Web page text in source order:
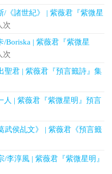
《諸世紀》 | 紫薇君『紫微星
次
Boriska | 紫薇君『紫微星
次
聖君 | 紫薇君『預言籤詩』集
人 | 紫薇君『紫微星明』預言
武侯乩文》 | 紫薇君《預言籤
李淳風 | 紫薇君『紫微星明』